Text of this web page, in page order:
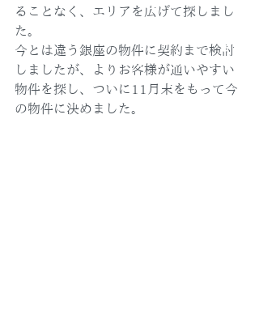
ることなく、エリアを広げて探しまし
た。
今とは違う銀座の物件に契約まで検討
しましたが、よりお客様が通いやすい
物件を探し、ついに11月末をもって今
の物件に決めました。